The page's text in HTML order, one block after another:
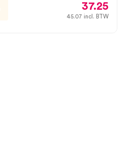
37.25
45.07 incl. BTW